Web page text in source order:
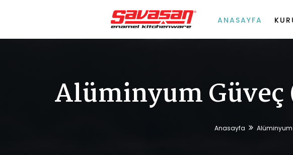
ANASAYFA
Alüminyum Güveç
Anasayfa Alüminyum